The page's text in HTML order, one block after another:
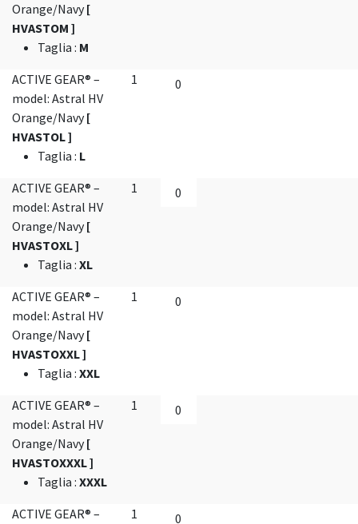
Orange/Navy[
HVASTOM ]
Taglia : M
ACTIVE GEAR® –
model: Astral HV
Orange/Navy[
HVASTOL ]
Taglia : L
1
ACTIVE GEAR® –
model: Astral HV
Orange/Navy[
HVASTOXL ]
Taglia : XL
1
ACTIVE GEAR® –
model: Astral HV
Orange/Navy[
HVASTOXXL ]
Taglia : XXL
1
ACTIVE GEAR® –
model: Astral HV
Orange/Navy[
HVASTOXXXL ]
Taglia : XXXL
1
ACTIVE GEAR® –
1